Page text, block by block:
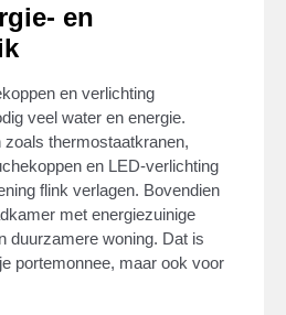
en
en verlichting
veel water en energie.
thermostaatkranen,
en LED-verlichting
flink verlagen. Bovendien
met energiezuinige
duurzamere woning. Dat is
portemonnee, maar ook voor